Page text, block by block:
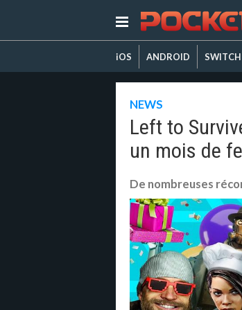
iOS ANDROID SWITCH
NEWS
Left to
un mois de
De nombreuses